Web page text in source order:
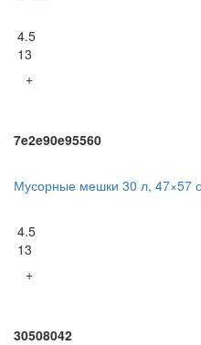
4.5
13
+
7e2e90e95560
Мусорные мешки 30 л, 47×57
4.5
13
+
30508042